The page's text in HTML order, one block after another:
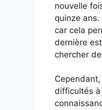
nouvelle
quinze
car cela
dernière
chercher
difficultés